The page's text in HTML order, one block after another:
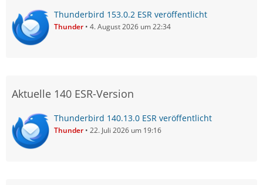
Thunderbird 153.0.2 ESR veröffentlicht
Thunder 4. August 2026 um 22:34
Aktuelle 140 ESR-Version
Thunderbird 140.13.0 ESR veröffentlicht
Thunder 22. Juli 2026 um 19:16